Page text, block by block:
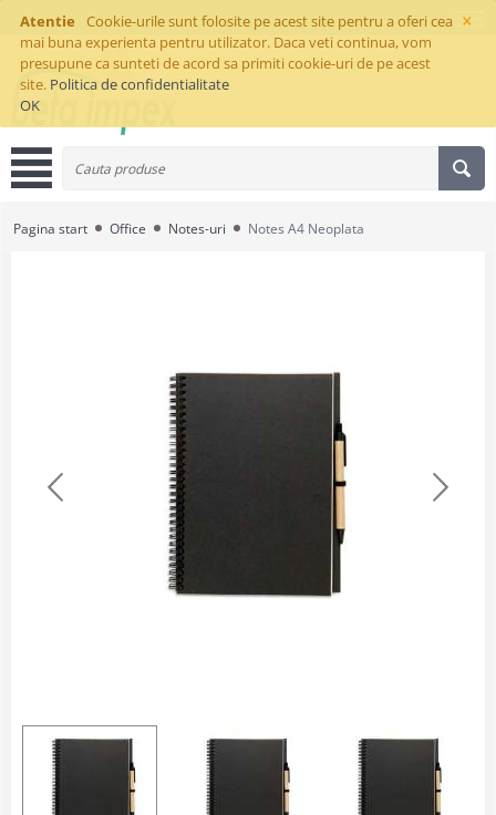
×
Atentie
Cookie-urile sunt folosite pe acest site pentru a oferi cea
mai buna experienta pentru utilizator. Daca veti continua, vom
presupune ca sunteti de acord sa primiti cookie-uri de pe acest
site. Politica de confidentialitate
OK
Pagina start Office Notes-uri Notes A4 Neoplata